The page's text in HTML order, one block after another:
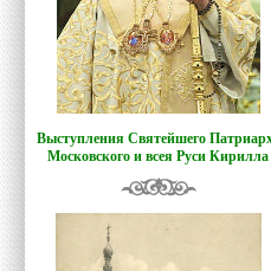
Выступления Святейшего
Московского и всея Руси Кирилла